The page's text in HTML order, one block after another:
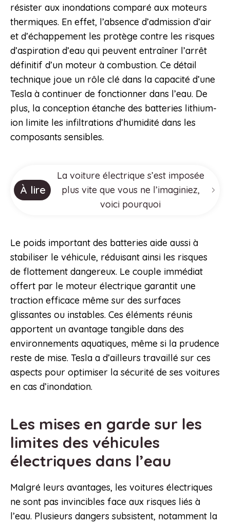
résister aux inondations comparé aux moteurs
thermiques. En effet, l’absence d’admission d’air
et d’échappement les protège contre les risques
d’aspiration d’eau qui peuvent entraîner l’arrêt
définitif d’un moteur à combustion. Ce détail
technique joue un rôle clé dans la capacité d’une
Tesla à continuer de fonctionner dans l’eau. De
plus, la conception étanche des batteries lithium-
ion limite les infiltrations d’humidité dans les
composants sensibles.
À lire
La voiture électrique s’est imposée
plus vite que vous ne l’imaginiez,
voici pourquoi
Le poids important des batteries aide aussi à
stabiliser le véhicule, réduisant ainsi les risques
de flottement dangereux. Le couple immédiat
offert par le moteur électrique garantit une
traction efficace même sur des surfaces
glissantes ou instables. Ces éléments réunis
apportent un avantage tangible dans des
environnements aquatiques, même si la prudence
reste de mise. Tesla a d’ailleurs travaillé sur ces
aspects pour optimiser la sécurité de ses voitures
en cas d’inondation.
Les mises en garde sur les
limites des véhicules
électriques dans l’eau
Malgré leurs avantages, les voitures électriques
ne sont pas invincibles face aux risques liés à
l’eau. Plusieurs dangers subsistent, notamment la